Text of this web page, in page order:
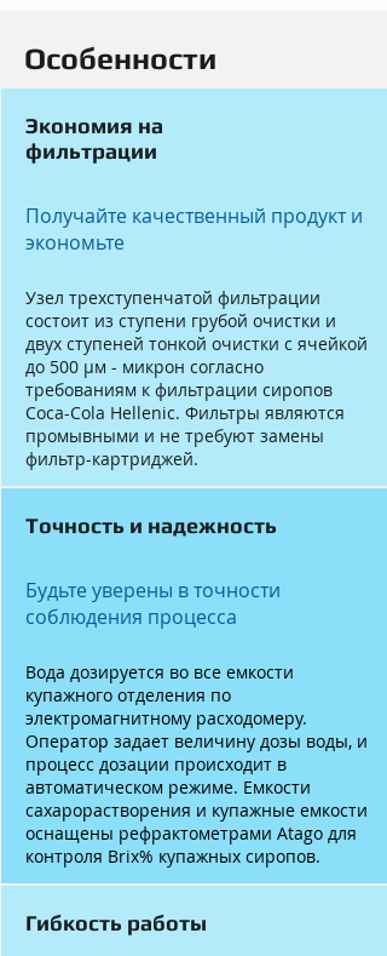
Особенности
Экономия на
фильтрации
Получайте качественный продукт и
экономьте
Узел трехступенчатой фильтрации
состоит из ступени грубой очистки и
двух ступеней тонкой очистки с ячейкой
до 500 μм - микрон согласно
требованиям к фильтрации сиропов
Coca-Cola Hellenic. Фильтры являются
промывными и не требуют замены
фильтр-картриджей.
Точность и надежность
Будьте уверены в точности
соблюдения процесса
Вода дозируется во все емкости
купажного отделения по
электромагнитному расходомеру.
Оператор задает величину дозы воды, и
процесс дозации происходит в
автоматическом режиме. Емкости
сахарорастворения и купажные емкости
оснащены рефрактометрами Atago для
контроля Brix% купажных сиропов.
Гибкость работы